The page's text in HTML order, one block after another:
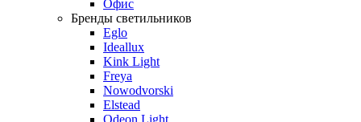
Офис
Бренды светильников
Eglo
Ideallux
Kink Light
Freya
Nowodvorski
Elstead
Odeon Light